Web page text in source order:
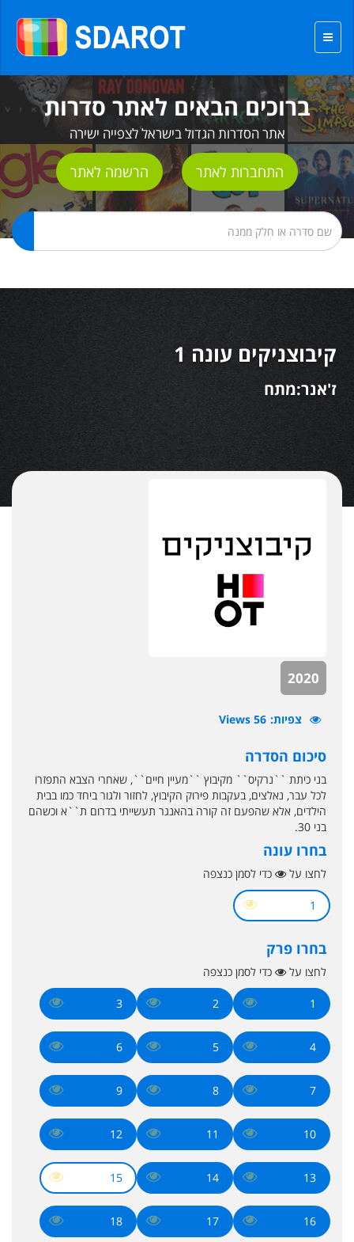
ברוכים הבאים לאתר סדרות
אתר הסדרות הגדול בישראל לצפייה ישירה
התחברות לאתר הרשמה לאתר
קיבוצניקים עונה 1
ז'אנר:מתח
2020
צפיות 56 Views
סיכום הסדרה
בני כיתת ``נרקיס`` מקיבוץ ``מעיין חיים``, שאחרי הצבא התפזרו
לכל עבר, נאלצים, בעקבות פירוק הקיבוץ, לחזור ולגור ביחד כמו בבית
הילדים, אלא שהפעם זה קורה בהאנגר תעשייתי בדרום ת``א וכשהם
בני 30.
בחרו עונה
לחצו על כדי לסמן כנצפה
1
בחרו פרק
לחצו על כדי לסמן כנצפה
1
2
3
4
5
6
7
8
9
10
11
12
13
14
15
16
17
18